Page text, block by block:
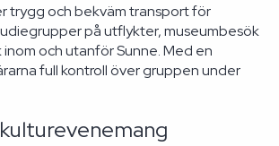
trygg och bekväm transport för
på utflykter, museumbesök
och utanför Sunne. Med en
full kontroll över gruppen under